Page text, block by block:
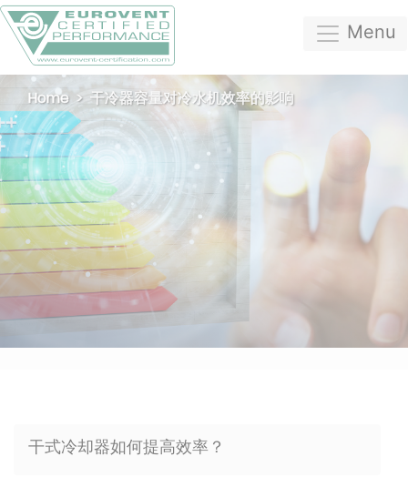
Menu
Home 干冷器容量对冷水机效率的影响
干式冷却器如何提高效率？